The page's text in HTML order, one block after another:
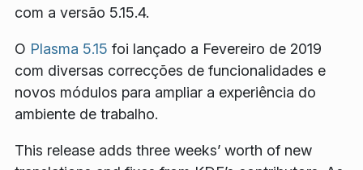
com a versão 5.15.4.
O Plasma 5.15 foi lançado a Fevereiro de 2019
com diversas correcções de funcionalidades e
novos módulos para ampliar a experiência do
ambiente de trabalho.
This release adds three weeks’ worth of new